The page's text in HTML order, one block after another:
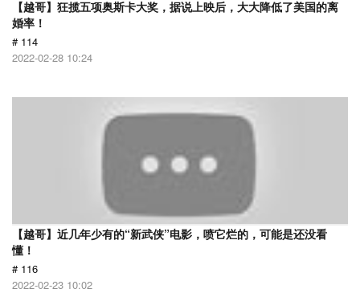
【越哥】狂揽五项奥斯卡大奖，据说上映后，大大降低了美国的离
婚率！
# 114
2022-02-28 10:24
【越哥】近几年少有的“新武侠”电影，喷它烂的，可能是还没看
懂！
# 116
2022-02-23 10:02